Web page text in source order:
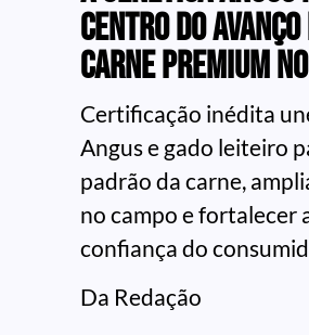
centro do avanço
carne premium
Certificação inédita
Angus e gado leiteiro
padrão da carne,
no campo e fortalecer
confiança do
Da Redação